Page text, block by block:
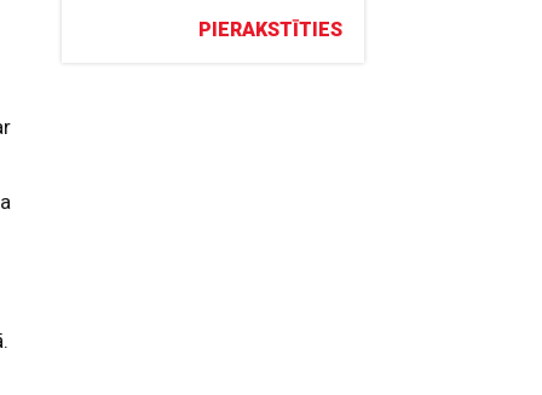
PIERAKSTĪTIES